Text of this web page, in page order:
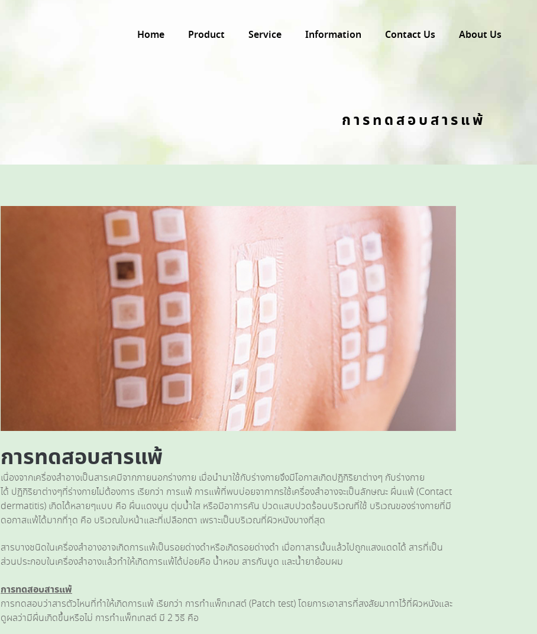
Home Product Service Information Contact Us About Us
การทดสอบสารแพ้
การทดสอบสารแพ้
เนื่องจากเครื่องสำอางเป็นสารเคมีจากภายนอกร่างกาย เมื่อนำมาใช้กับร่างกายจึงมีโอกาสเกิดปฏิกิริยาต่างๆ กับร่างกาย
ได้ ปฏิกิริยาต่างๆที่ร่างกายไ่ม่ต้องการ เรียกว่า การแพ้ การแพ้ที่พบบ่อยจากากรใช้เครื่องสำอางจะเป็นลักษณะ ผื่นแพ้ (Contact
dermatitis) เกิดได้หลายๆแบบ คือ ผื่นแดงนูน ตุ่มน้ำใส หรือมีอาการคัน ปวดแสบปวดร้อนบริเวณที่ใช้ บริเวณของร่างกายที่มี
ดอกาสแพ้ได้มากที่าุด คือ บริเวณใบหน้าและที่เปลือกตา เพราะเป็นบริเวณที่ผิวหนังบางที่สุด
สารบางชนิดในเครื่องสำอางอาจเกิดการแพ้เป็นรอยด่างดำหรือเกิดรอยด่างดำ เมื่อทาสารนั้นแล้วไปถูกแสงแดดได้ สารที่เป็น
ส่วนประกอบในเครื่องสำอางแล้วทำให้เกิดการแพ้ได้บ่อยคือ น้ำหอม สารกันบูด และน้ำยาย้อมผม
การทดสอบสารแพ้
การทดสอบว่าสารตัวไหนที่ทำให้เกิดการแพ้ เรียกว่า การทำแพ็ทเทสต์ (Patch test) โดยการเอาสารที่สงสัยมาทาไว้ที่ผิวหนังและ
ดูผลว่ามีผื่นเกิดขึ้นหรือไม่ การทำแพ็ทเทสต์ มี 2 วิธี คือ